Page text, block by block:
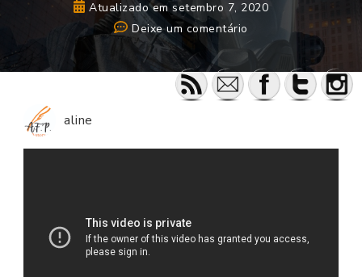
Atualizado emsetembro 7, 2020
Deixe um comentário
Book
Trailer
–
(conto)
aline